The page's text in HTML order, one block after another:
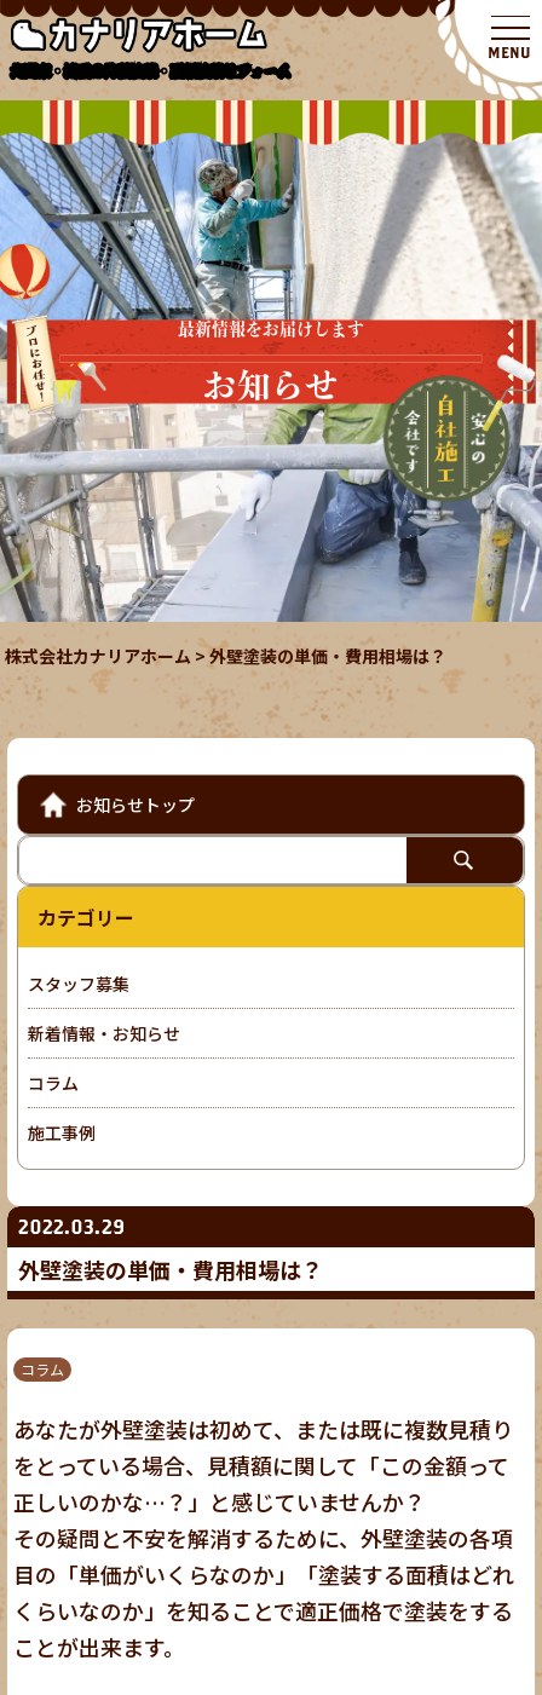
北関東・埼玉の外壁塗装・屋根塗装リフォーム
最新情報をお届けします
お知らせ
株式会社カナリアホーム >外壁塗装の単価・費用相場は？
2022.03.29
外壁塗装の単価・費用相場は？
コラム
あなたが外壁塗装は初めて、または既に複数見積り
をとっている場合、見積額に関して「この金額って
正しいのかな…？」と感じていませんか？
その疑問と不安を解消するために、外壁塗装の各項
目の「単価がいくらなのか」「塗装する面積はどれ
くらいなのか」を知ることで適正価格で塗装をする
ことが出来ます。
お知らせトップ
カテゴリー
スタッフ募集
新着情報・お知らせ
コラム
施工事例